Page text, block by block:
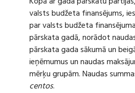
valsts budžeta finansējums,
par valsts budžeta
pārskata gadā, norādot
pārskata gada sākumā un
ieņēmumus un naudas
mērķu grupām. Naudas
centos.